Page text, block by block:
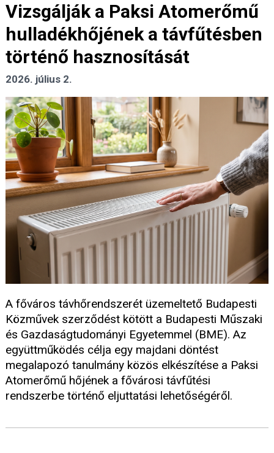
Vizsgálják a Paksi Atomerőmű
hulladékhőjének a távfűtésben
történő hasznosítását
2026. július 2.
A főváros távhőrendszerét üzemeltető Budapesti
Közművek szerződést kötött a Budapesti Műszaki
és Gazdaságtudományi Egyetemmel (BME). Az
együttműködés célja egy majdani döntést
megalapozó tanulmány közös elkészítése a Paksi
Atomerőmű hőjének a fővárosi távfűtési
rendszerbe történő eljuttatási lehetőségéről.